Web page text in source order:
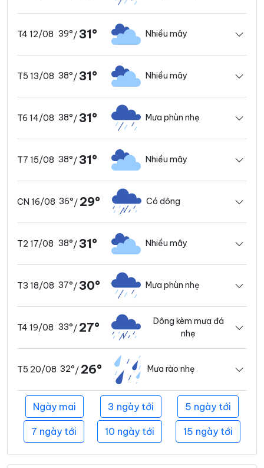
T4 12/08 39°/31° Nhiều mây
T5 13/08 38°/31° Nhiều mây
T6 14/08 38°/31° Mưa phùn nhẹ
T7 15/08 38°/31° Nhiều mây
CN 16/08 36°/ 29° Có dông
T2 17/08 38°/31° Nhiều mây
T3 18/08 37°/30° Mưa phùn nhẹ
T4 19/08 33°/ 27°
Dông kèm mưa đá
nhẹ
T5 20/08 32°/ 26° Mưa rào nhẹ
Ngày mai 3 ngày tới 5 ngày tới
7 ngày tới 10 ngày tới 15 ngày tới